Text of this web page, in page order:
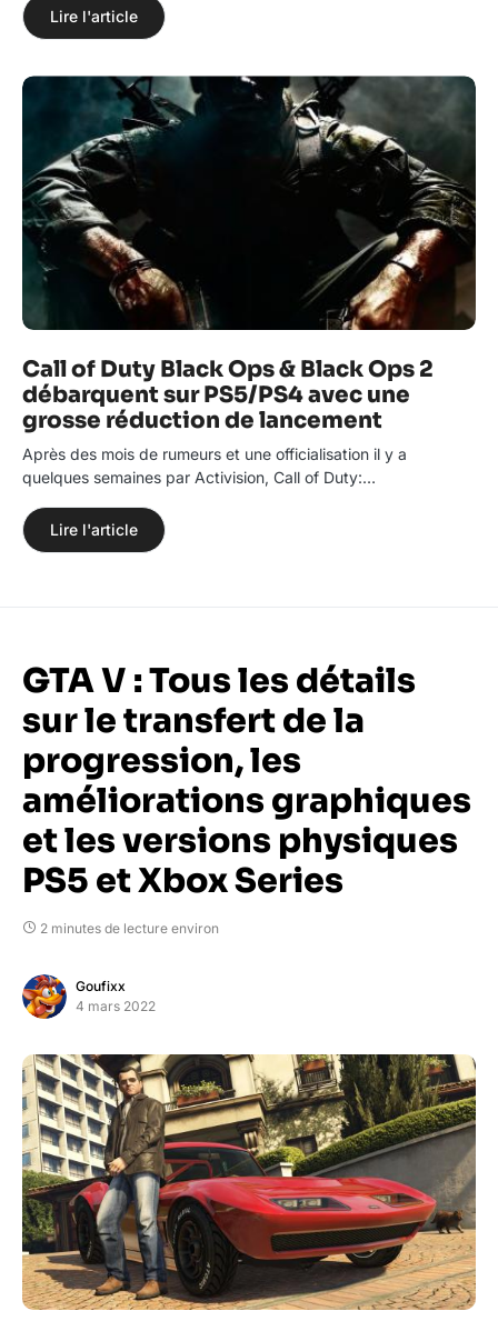
Lire l'article
Call of Duty Black Ops & Black Ops 2
débarquent sur PS5/PS4 avec une
grosse réduction de lancement
Après des mois de rumeurs et une officialisation il y a
quelques semaines par Activision, Call of Duty:…
Lire l'article
GTA V : Tous les détails
sur le transfert de la
progression, les
améliorations graphiques
et les versions physiques
PS5 et Xbox Series
2 minutes de lecture environ
Goufixx
4 mars 2022